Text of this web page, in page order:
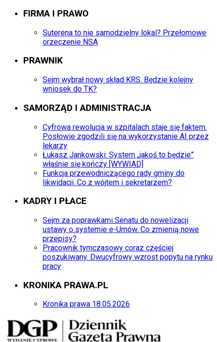
FIRMA I PRAWO
Suterena to nie samodzielny lokal? Przełomowe
orzeczenie NSA
PRAWNIK
Sejm wybrał nowy skład KRS. Będzie kolejny
wniosek do TK?
SAMORZĄD I ADMINISTRACJA
Cyfrowa rewolucja w szpitalach staje się faktem.
Posłowie zgodzili się na wykorzystanie AI przez
lekarzy
Łukasz Jankowski: System „jakoś to będzie”
właśnie się kończy [WYWIAD]
Funkcja przewodniczącego rady gminy do
likwidacji. Co z wójtem i sekretarzem?
KADRY I PŁACE
Sejm za poprawkami Senatu do nowelizacji
ustawy o systemie e-Umów. Co zmienią nowe
przepisy?
Pracownik tymczasowy coraz częściej
poszukiwany. Dwucyfrowy wzrost popytu na rynku
pracy
KRONIKA PRAWA.PL
Kronika prawa 18.05.2026